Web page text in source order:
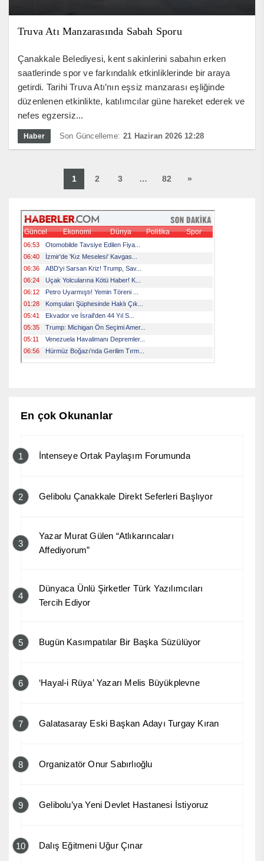
Truva Atı Manzarasında Sabah Sporu
Çanakkale Belediyesi, kent sakinlerini sabahın erken
saatlerinde spor ve farkındalık etkinliklerinde bir araya
getirdi. Tarihi Truva Atı’nın eşsiz manzarası eşliğinde
düzenlenen etkinlikte, katılımcılar güne hareket ederek ve
nefes egzersiz...
Haber Son Güncelleme: 21 Haziran 2026 12:28
1 2 3 … 82 »
En çok Okunanlar
1 İntenseye Ortak Paylaşım Forumunda
2 Gelibolu Çanakkale Direkt Seferleri Başlıyor
3
Yazar Murat Gülen “Atlıkarıncaları
Affediyorum”
4
Dünyaca Ünlü Şirketler Türk Yazılımcıları
Tercih Ediyor
5 Bugün Kasımpatılar Bir Başka Süzülüyor
6 ‘Hayal-i Rüya’ Yazarı Melis Büyükplevne
7 Galatasaray Eski Başkan Adayı Turgay Kıran
8 Organizatör Onur Sabırlıoğlu
9 Gelibolu’ya Yeni Devlet Hastanesi İstiyoruz
10 Dalış Eğitmeni Uğur Çınar